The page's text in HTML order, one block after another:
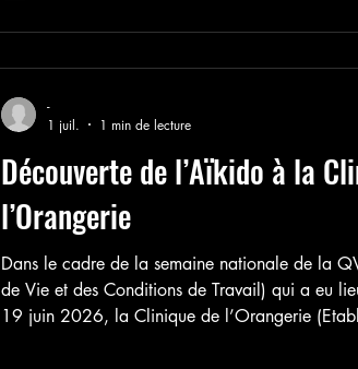
Découverte de l’Aïkido à la
l’Orangerie
Dans le cadre de la semaine nationale de la
de Vie et des Conditions de Travail) qui a eu
19 juin 2026, la Clinique de l’Orangerie
-
1 juil.
1 min de lecture